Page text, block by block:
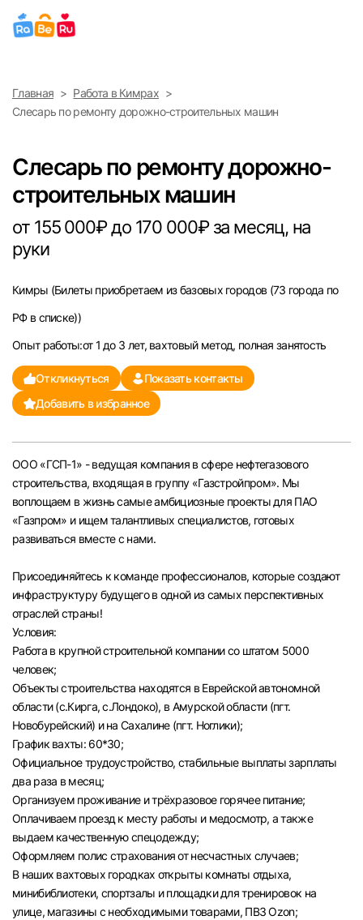
Найти работу Найти сотрудника
Выберите город
Санкт-Петербург
Екатеринбург
Саратов
Казань
Челябинск
Самара
Оренбург
Ульяновск
Курган
Уфа
Главная
Работа в Кимрах
Слесарь по ремонту дорожно-строительных машин
Слесарь по ремонту дорожно-
строительных машин
от 155 000₽ до 170 000₽ за месяц, на
руки
Кимры (Билеты приобретаем из базовых городов (73 города по
РФ в списке))
Опыт работы:от 1 до 3 лет, вахтовый метод, полная занятость
Откликнуться
Показать контакты
Добавить в избранное
ООО «ГСП-1» - ведущая компания в сфере нефтегазового
строительства, входящая в группу «Газстройпром». Мы
воплощаем в жизнь самые амбициозные проекты для ПАО
«Газпром» и ищем талантливых специалистов, готовых
развиваться вместе с нами.
Присоединяйтесь к команде профессионалов, которые создают
инфраструктуру будущего в одной из самых перспективных
отраслей страны!
Условия:
Работа в крупной строительной компании со штатом 5000
человек;
Объекты строительства находятся в Еврейской автономной
области (с.Кирга, с.Лондоко), в Амурской области (пгт.
Новобурейский) и на Сахалине (пгт. Ноглики);
График вахты: 60*30;
Официальное трудоустройство, стабильные выплаты зарплаты
два раза в месяц;
Организуем проживание и трёхразовое горячее питание;
Оплачиваем проезд к месту работы и медосмотр, а также
выдаем качественную спецодежду;
Оформляем полис страхования от несчастных случаев;
В наших вахтовых городках открыты комнаты отдыха,
минибиблиотеки, спортзалы и площадки для тренировок на
улице, магазины с необходимыми товарами, ПВЗ Ozon;